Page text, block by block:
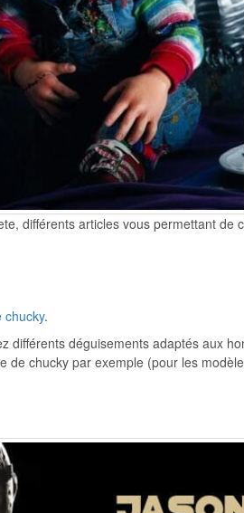
différents articles vous permettant de
chucky.
différents déguisements adaptés aux
de chucky par exemple (pour les